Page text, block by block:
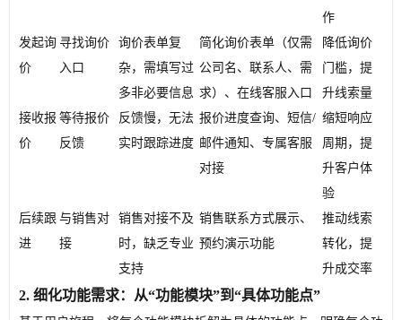
作
发起询
价
寻找询价
入口
询价表单复
杂，需填写过
多非必要信息
简化询价表单（仅需
公司名、联系人、需
求）、在线客服入口
降低询价
门槛，提
升线索量
接收报
价
等待报价
反馈
反馈慢，无法
实时跟踪进度
报价进度查询、短信/
邮件通知、专属客服
对接
缩短响应
周期，提
升客户体
验
后续跟
进
与销售对
接
销售对接不及
时，缺乏专业
支持
销售联系方式展示、
预约演示功能
推动线索
转化，提
升成交率
2. 细化功能需求：从“功能模块”到“具体功能点”